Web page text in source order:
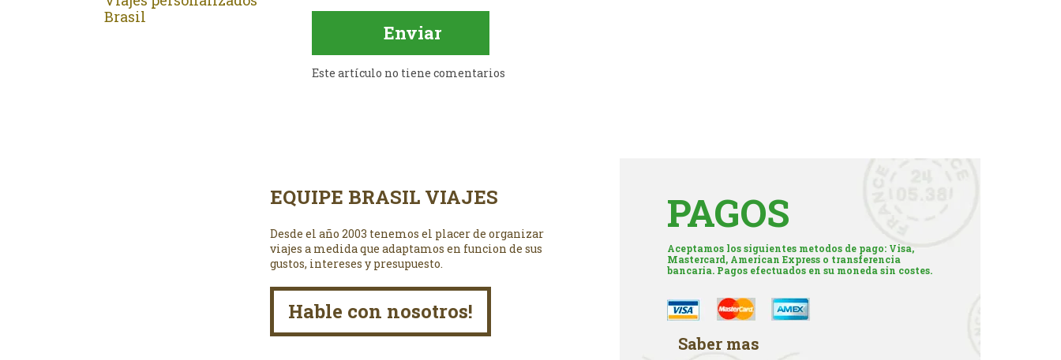
Brasil
Este artículo no tiene comentarios
EQUIPE BRASIL VIAJES
Desde el año 2003 tenemos el placer de organizar
viajes a medida que adaptamos en funcion de sus
gustos, intereses y presupuesto.
Hable con nosotros!
PAGOS
Aceptamos los siguientes metodos de pago: Visa,
Mastercard, American Express o transferencia
bancaria. Pagos efectuados en su moneda sin costes.
Saber mas